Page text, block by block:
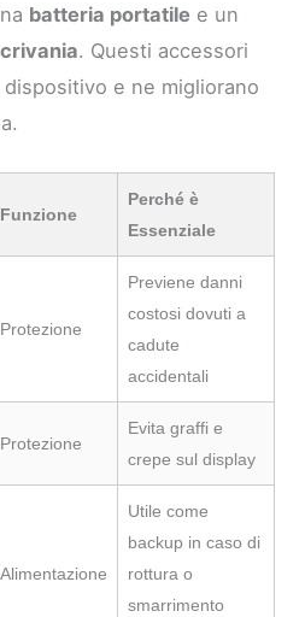
batteria portatile e un
. Questi accessori
e ne migliorano
Funzione
Perché è
Essenziale
Protezione
Previene danni
costosi dovuti a
cadute
accidentali
Protezione
Evita graffi e
crepe sul display
Alimentazione
Utile come
backup in caso di
rottura o
smarrimento